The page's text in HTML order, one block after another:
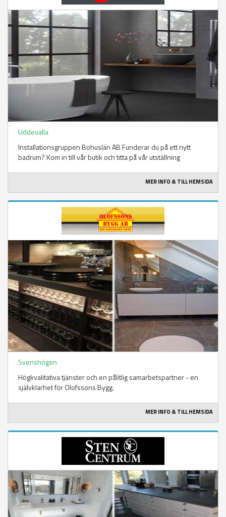
Uddevalla
Installationsgruppen Bohuslän AB Funderar du på ett nytt
badrum? Kom in till vår butik och titta på vår utställning
MER INFO & TILL HEMSIDA
Svenshögen
Högkvalitativa tjänster och en pålitlig samarbetspartner - en
självklarhet för Olofssons Bygg.
MER INFO & TILL HEMSIDA